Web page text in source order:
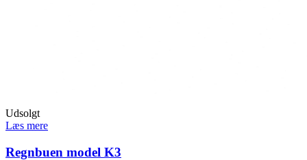
Udsolgt
Læs mere
Regnbuen model K3